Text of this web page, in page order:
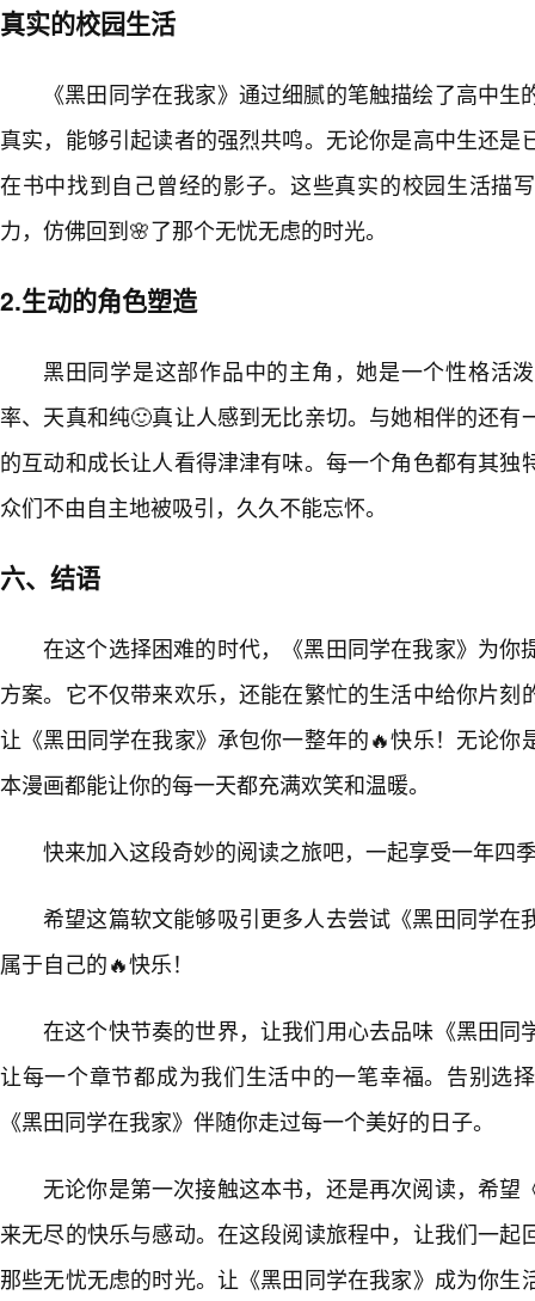
真实的校园生活
《黑田同学在我家》通过细腻的笔触描绘了高中
真实，能够引起读者的强烈共鸣。无论你是高中生还是
在书中找到自己曾经的影子。这些真实的校园生活描
力，仿佛回到🌸了那个无忧无虑的时光。
2.生动的角色塑造
黑田同学是这部作品中的主角，她是一个性格活
率、天真和纯🙂真让人感到无比亲切。与她相伴的还有
的互动和成长让人看得津津有味。每一个角色都有其独
众们不由自主地被吸引，久久不能忘怀。
六、结语
在这个选择困难的时代，《黑田同学在我家》为你
方案。它不仅带来欢乐，还能在繁忙的生活中给你片刻
让《黑田同学在我家》承包你一整年的🔥快乐！无论你
本漫画都能让你的每一天都充满欢笑和温暖。
快来加入这段奇妙的阅读之旅吧，一起享受一年四
希望这篇软文能够吸引更多人去尝试《黑田同学在
属于自己的🔥快乐！
在这个快节奏的世界，让我们用心去品味《黑田同
让每一个章节都成为我们生活中的一笔幸福。告别选
《黑田同学在我家》伴随你走过每一个美好的日子。
无论你是第一次接触这本书，还是再次阅读，希望
来无尽的快乐与感动。在这段阅读旅程中，让我们一起
那些无忧无虑的时光。让《黑田同学在我家》成为你生